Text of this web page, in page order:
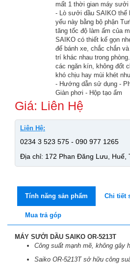
mất 1 thời gian máy
- Lò sưởi dầu SAIKO thế
yếu này bằng bộ phận
tăng tốc độ làm ấm của
SAIKO có thiết kế gọn
đế bánh xe, chắc chắn
trí khác nhau trong
các ngăn kín, không đốt
khó chịu hay mùi khét
- Hướng dẫn sử dụng -
Giàn phơi - Hộp tạo ẩm
Giá: Liên Hệ
Liên Hệ:
0234 3 523 575 - 090 977 1265
Địa chỉ: 172 Phan Đăng Lưu, Huế,
Tính năng sản phẩm Chi tiết
Mua trả góp
MÁY SƯỞI DẦU SAIKO OR-5213T
Công suất mạnh mẽ, không gây
Saiko OR-5213T sở hữu công